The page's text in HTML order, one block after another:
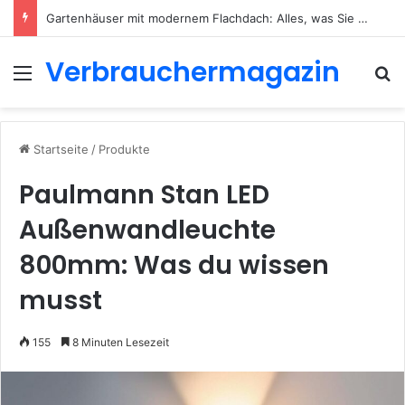
Gartenhäuser mit modernem Flachdach: Alles, was Sie 2026 wissen müssen
Menü
Verbrauchermagazin
Startseite / Produkte
Paulmann Stan LED
Außenwandleuchte
800mm: Was du wissen
musst
155 8 Minuten Lesezeit